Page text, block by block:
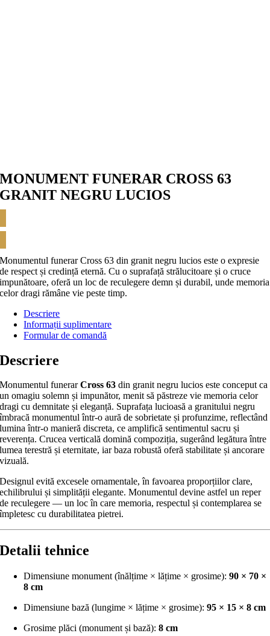
MONUMENT FUNERAR CROSS 63
GRANIT NEGRU LUCIOS
Monumentul funerar Cross 63 din granit negru lucios este o expresie
de respect și credință eternă. Cu o suprafață strălucitoare și o cruce
impunătoare, oferă un loc de reculegere demn și durabil, unde memoria
celor dragi rămâne vie peste timp.
Descriere
Informații suplimentare
Formular de comandă
Descriere
Monumentul funerarCross 63 din granit negru lucios este conceput ca
un omagiu solemn și impunător, menit să păstreze vie memoria celor
dragi cu demnitate și eleganță. Suprafața lucioasă a granitului negru
îmbracă monumentul într-o aură de sobrietate și profunzime, reflectând
lumina într-o manieră discreta, ce amplifică sentimentul sacru și
reverența. Crucea verticală domină compoziția, sugerând legătura între
lumea terestră și eternitate, iar baza robustă oferă stabilitate și ancorare
vizuală.
Designul evită excesele ornamentale, în favoarea proporțiilor clare,
echilibrului și simplității elegante. Monumentul devine astfel un reper
de reculegere — un loc în care memoria, respectul și contemplarea se
împletesc cu durabilitatea pietrei.
Detalii tehnice
Dimensiune monument (înălțime × lățime × grosime):90 × 70 ×
8 cm
Dimensiune bază (lungime × lățime × grosime):95 × 15 × 8 cm
Grosime plăci (monument și bază):8 cm